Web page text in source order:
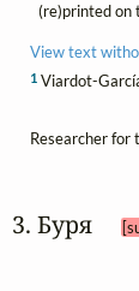
(re)printed on
View text
1Viardot-
Researcher for
3. Буря